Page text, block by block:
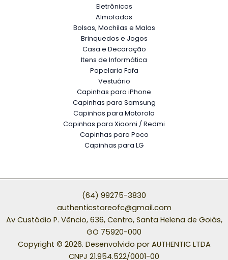
Eletrônicos
Almofadas
Bolsas, Mochilas e Malas
Brinquedos e Jogos
Casa e Decoração
Itens de Informática
Papelaria Fofa
Vestuário
Capinhas para iPhone
Capinhas para Samsung
Capinhas para Motorola
Capinhas para Xiaomi / Redmi
Capinhas para Poco
Capinhas para LG
(64) 99275-3830
authenticstoreofc@gmail.com
Av Custódio P. Vêncio, 636, Centro, Santa Helena de Goiás,
GO 75920-000
Copyright © 2026. Desenvolvido por AUTHENTIC LTDA
CNPJ 21.954.522/0001-00